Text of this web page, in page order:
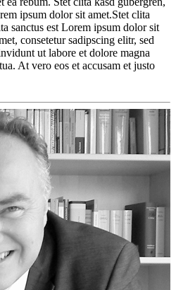
ipsum dolor sit amet.Stet clita
sanctus est Lorem ipsum dolor sit
consetetur sadipscing elitr, sed
ut labore et dolore magna
At vero eos et accusam et justo